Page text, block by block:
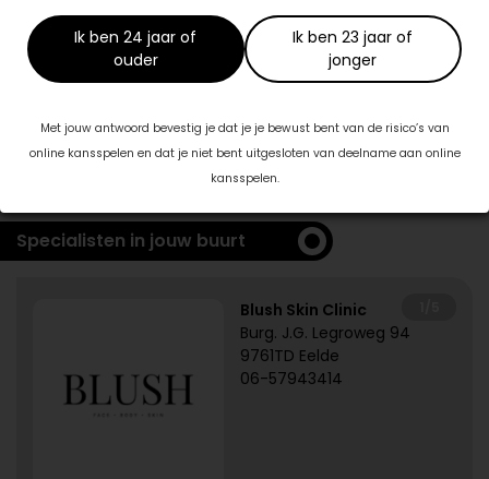
Ik ben 24 jaar of
ouder
Ik ben 23 jaar of
jonger
Met jouw antwoord bevestig je dat je je bewust bent van de risico’s van
online kansspelen en dat je niet bent uitgesloten van deelname aan online
kansspelen.
Deel dit artikel
Beauty & Skincare Spijkenisse
schoonheidssalonspijkenissesandra.nl
Specialisten in jouw buurt
Blush Skin Clinic
Burg. J.G. Legroweg 94
9761TD Eelde
06-57943414